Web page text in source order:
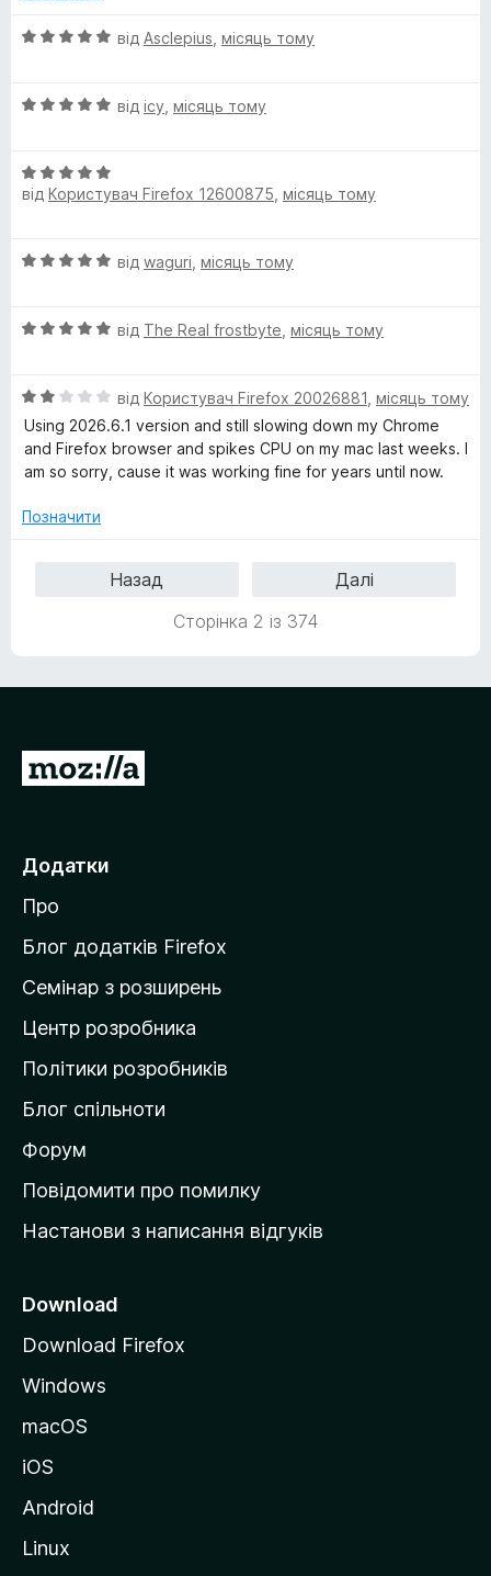
з
О
н
5
з
від Asclepius місяць тому
О
н
к
з
від icy місяць тому
О
ц
к
з
від Користувач Firefox 12600875 місяць тому
О
н
5
з
5
від waguri місяць тому
О
н
к
а
5
5
від The Real frostbyte місяць тому
О
ц
н
а
від Користувач Firefox 20026881 місяць тому
Using 2026.6.1 version and still slowing down my Chrome
and Firefox browser and spikes CPU on my mac last weeks. I
am so sorry, cause it was working fine for years until now.
Позначити
Назад
Далі
Сторінка 2 із 374
П
е
й
т
и
а
д
о
і
в
к
M
z
l
l
Додатки
Про
Блог додатків Firefox
Семінар з розширень
Центр розробника
Політики розробників
Блог спільноти
Форум
Повідомити про помилку
Настанови з написання відгуків
Download
Download Firefox
Windows
macOS
iOS
Android
Linux